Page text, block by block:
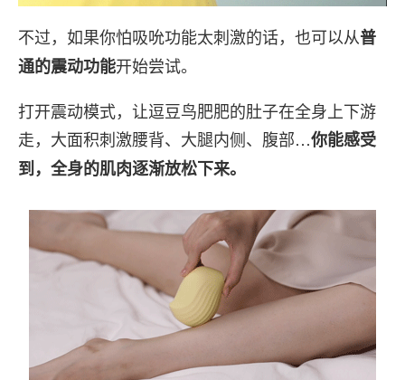
不过，如果你怕吸吮功能太刺激的话，也可以从普
通的震动功能开始尝试。
打开震动模式，让逗豆鸟肥肥的肚子在全身上下游
走，大面积刺激腰背、大腿内侧、腹部…你能感受
到，全身的肌肉逐渐放松下来。